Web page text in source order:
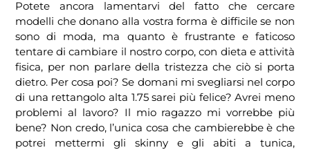
Potete ancora lamentarvi del fatto che cercare
modelli che donano alla vostra forma è difficile se non
sono di moda, ma quanto è frustrante e faticoso
tentare di cambiare il nostro corpo, con dieta e attività
fisica, per non parlare della tristezza che ciò si porta
dietro. Per cosa poi? Se domani mi svegliarsi nel corpo
di una rettangolo alta 1.75 sarei più felice? Avrei meno
problemi al lavoro? Il mio ragazzo mi vorrebbe più
bene? Non credo, l’unica cosa che cambierebbe è che
potrei mettermi gli skinny e gli abiti a tunica,